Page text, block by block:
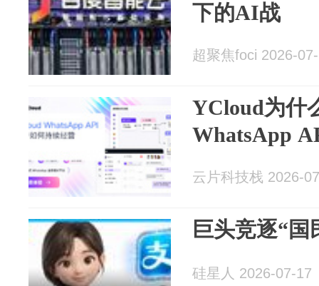
下的AI战
超聚焦foci 2026-
YCloud为什
WhatsApp
云片科技栈 2026-
巨头竞逐“
硅星人 2026-07-17